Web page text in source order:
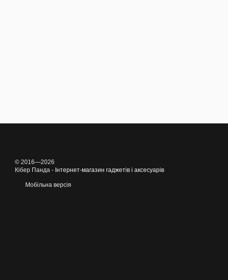
© 2016—2026
Кібер Панда - Інтернет-магазин гаджетів і аксесуарів
Мобільна версія